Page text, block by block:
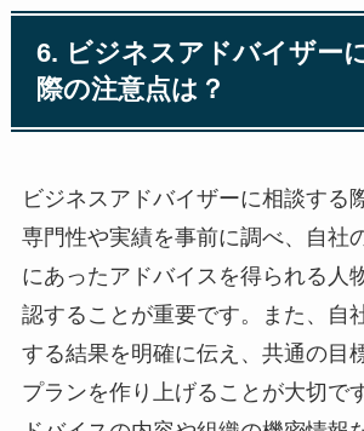
6. ビジネスアドバイザー
際の注意点は？
ビジネスアドバイザーに相談する
専門性や実績を事前に調べ、自社
にあったアドバイスを得られる人
認することが重要です。また、自
する結果を明確に伝え、共通の目
プランを作り上げることが大切で